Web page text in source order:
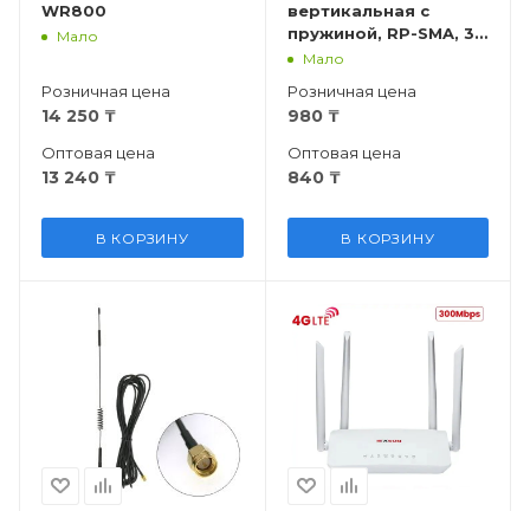
WR800
Мало
Розничная цена
14 250 ₸
Оптовая цена
13 240 ₸
В КОРЗИНУ
вертикальная с
пружиной, RP-SMA, 3
м Мало
Розничная цена
980₸
Оптовая цена
840₸
В КОРЗИНУ